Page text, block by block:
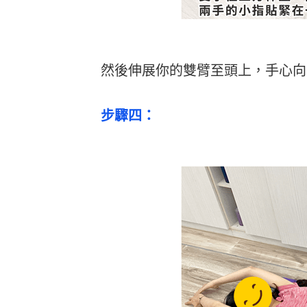
然後伸展你的雙臂至頭上，手心
步驟四：